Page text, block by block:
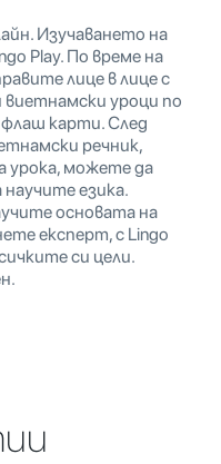
Изучаването на
Play. По време на
лице в лице с
уроци по
флаш карти. След
речник,
урока, можете да
езика.
основата на
експерт, с Lingo
си цели.